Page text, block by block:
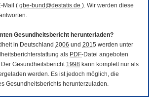
Mail ( gbe-bund@destatis.de ). Wir werden diese
Gesundheitsbericht herunterladen?
in Deutschland 2006 und 2015 werden unter
als PDF-Datei angeboten
Gesundheitsbericht 1998 kann komplett nur als
werden. Es ist jedoch möglich, die
Gesundheitsberichts herunterzuladen.